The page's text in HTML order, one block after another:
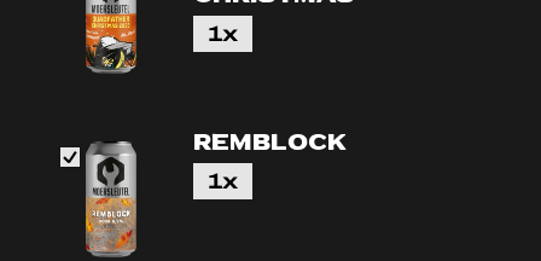
1x
Remblock
1x